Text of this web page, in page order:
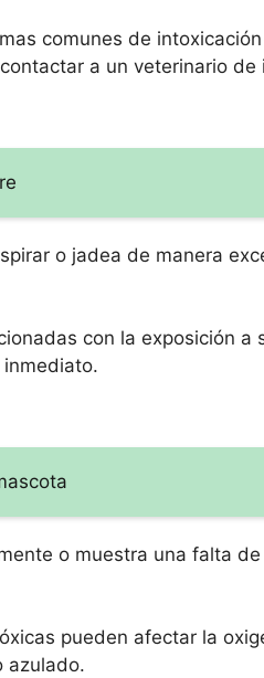
comunes de
a un veterinario de
o jadea de manera
con la exposición a
o muestra una falta
pueden afectar la
azulado.